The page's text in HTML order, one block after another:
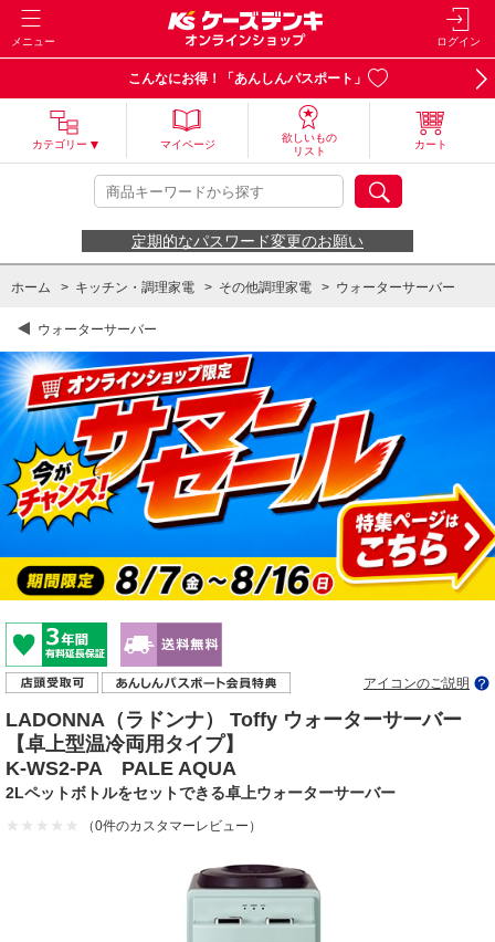
メニュー ログイン
こんなにお得！「あんしんパスポート」
カテゴリー マイページ
欲しいもの
リスト
カート
定期的なパスワード変更のお願い
ホーム > キッチン・調理家電 > その他調理家電 > ウォーターサーバー
ウォーターサーバー
アイコンのご説明
LADONNA（ラドンナ） Toffy ウォーターサーバー
【卓上型温冷両用タイプ】
K-WS2-PA PALE AQUA
2Lペットボトルをセットできる卓上ウォーターサーバー
（0件のカスタマーレビュー）